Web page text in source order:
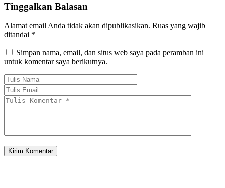
Tinggalkan Balasan
Alamat email Anda tidak akan dipublikasikan. Ruas yang wajib
ditandai *
Simpan nama, email, dan situs web saya pada peramban ini
untuk komentar saya berikutnya.